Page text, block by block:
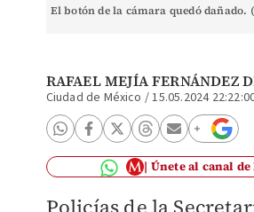
El botón de la cámara quedó dañado.
RAFAEL MEJÍA FERNÁNDEZ
Ciudad de México /15.05.2024
Únete al canal
Policías de la